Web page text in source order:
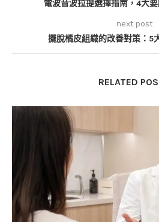
電波音波拉提選擇指南，4大
next post
擺脫橘皮組織的改善對策：5
RELATED